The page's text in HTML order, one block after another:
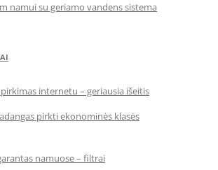
namui su geriamo vandens sistema
internetu – geriausia išeitis
pirkti ekonominės klasės
namuose – filtrai